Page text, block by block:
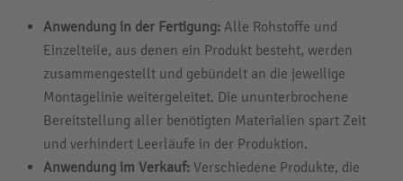
Anwendung in der Fertigung: Alle Rohstoffe und
Einzelteile, aus denen ein Produkt besteht, werden
zusammengestellt und gebündelt an die jeweilige
Montagelinie weitergeleitet. Die ununterbrochene
Bereitstellung aller benötigten Materialien spart Zeit
und verhindert Leerläufe in der Produktion.
Anwendung im Verkauf: Verschiedene Produkte, die